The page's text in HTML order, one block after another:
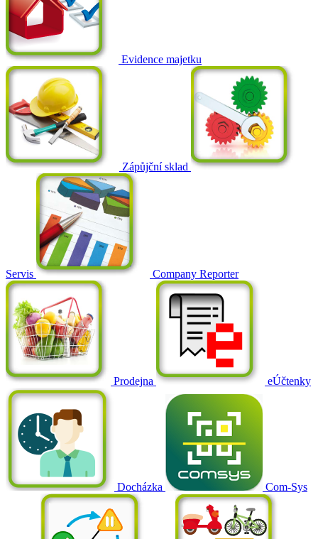
Evidence majetku
Zápůjční sklad
Servis Company Reporter
Prodejna eÚčtenky
Docházka Com-Sys